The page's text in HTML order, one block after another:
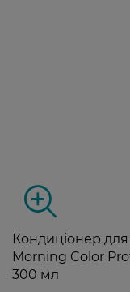
Кондиціонер
Morning Color
300 мл